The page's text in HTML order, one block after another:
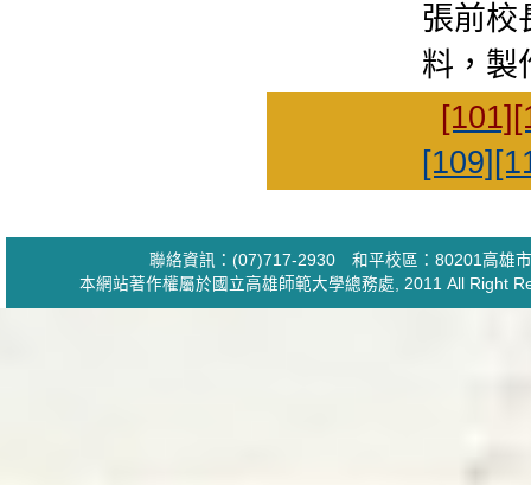
張前校
料，製
[101]
[109]
聯絡資訊：(07)717-2930 和平校區：80201高雄
本網站著作權屬於國立高雄師範大學總務處, 2011 All Right